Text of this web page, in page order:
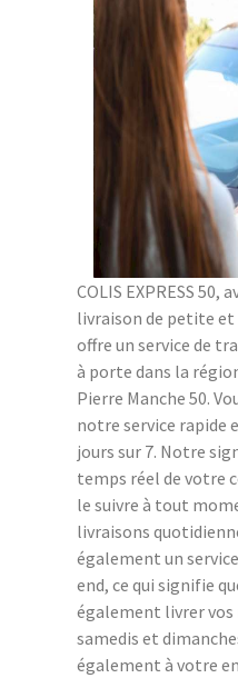
COLIS EXPRESS 50,
livraison de petite
offre un service de
à porte dans la
Pierre Manche 50.
notre service rapide
jours sur 7. Notre
temps réel de votre
le suivre à tout
livraisons
également un
end, ce qui signifie
également livrer vos
samedis et
également à votre